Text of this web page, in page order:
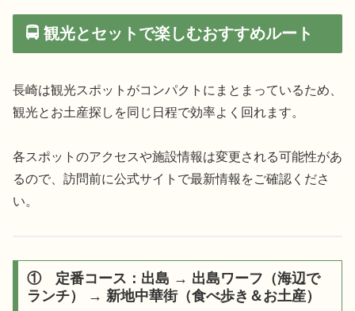
🚍 観光とセットで楽しむおすすめルート
長崎は観光スポットがコンパクトにまとまっているため、
観光とお土産探しを同じ日程で効率よく回れます。
各スポットのアクセスや施設情報は変更される可能性があ
るので、訪問前に公式サイトで最新情報をご確認くださ
い。
① 定番コース：出島 → 出島ワーフ（海辺で
ランチ） → 新地中華街（食べ歩き＆お土産）